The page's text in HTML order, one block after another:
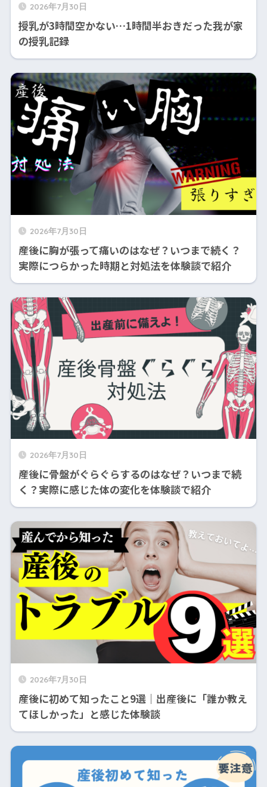
2026年7月30日
授乳が3時間空かない…1時間半おきだった我が家
の授乳記録
2026年7月30日
産後に胸が張って痛いのはなぜ？いつまで続く？
実際につらかった時期と対処法を体験談で紹介
2026年7月30日
産後に骨盤がぐらぐらするのはなぜ？いつまで続
く？実際に感じた体の変化を体験談で紹介
2026年7月30日
産後に初めて知ったこと9選｜出産後に「誰か教え
てほしかった」と感じた体験談